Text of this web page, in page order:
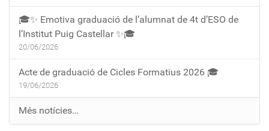
🎓✨ Emotiva graduació de l’alumnat de 4t d’ESO de
l’Institut Puig Castellar ✨🎓
20/06/2026
Acte de graduació de Cicles Formatius 2026 🎓
19/06/2026
Més notícies…